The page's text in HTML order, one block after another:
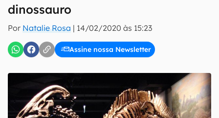
dinossauro
Por Natalie Rosa | 14/02/2020 às 15:23
Assine nossa Newsletter
inscreva-se
Uso e Política de Privacidade do Canaltech.